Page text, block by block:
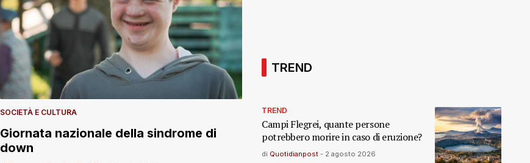
SOCIETÀ E CULTURA
Giornata nazionale della sindrome di
down
TREND
TREND
Campi Flegrei, quante persone
potrebbero morire in caso di eruzione?
di Quotidianpost - 2 agosto 2026